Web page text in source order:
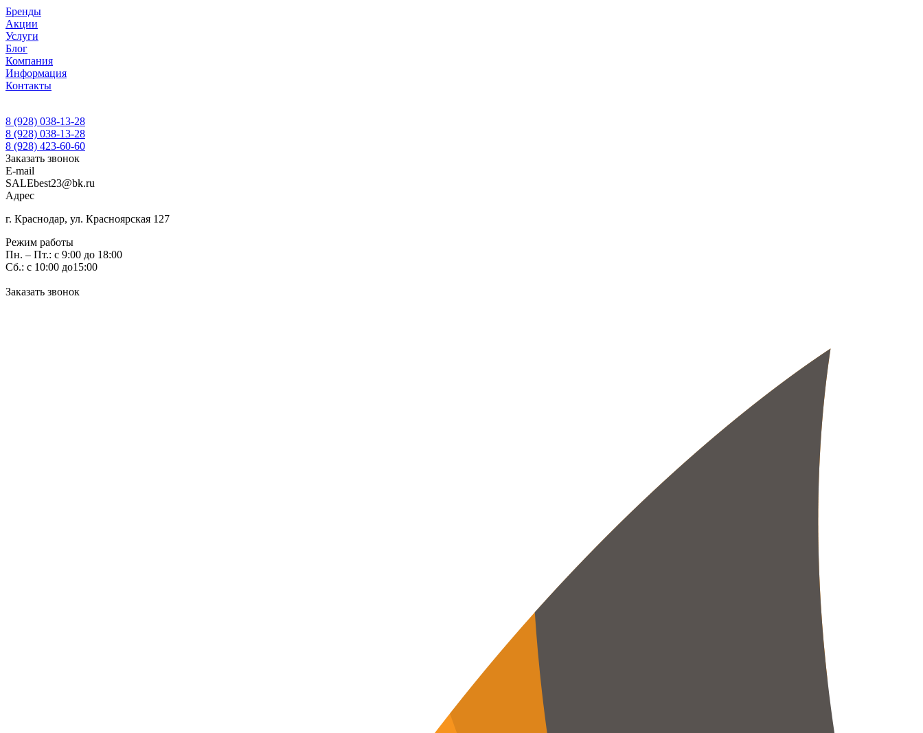
Бренды
Акции
Услуги
Блог
Компания
Информация
Контакты
8 (928) 038-13-28
8 (928) 038-13-28
8 (928) 423-60-60
Заказать звонок
E-mail
SALEbest23@bk.ru
Адрес
г. Краснодар, ул. Красноярская 127
Режим работы
Пн. – Пт.: с 9:00 до 18:00
Сб.: с 10:00 до15:00
Заказать звонок